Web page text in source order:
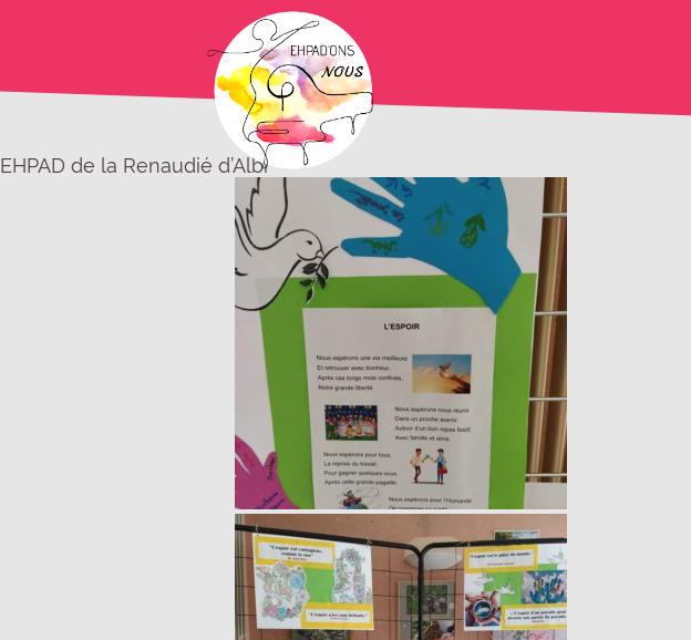
EHPAD de la Renaudié d’Albi